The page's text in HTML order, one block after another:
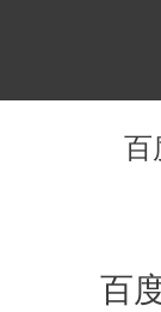
百
百